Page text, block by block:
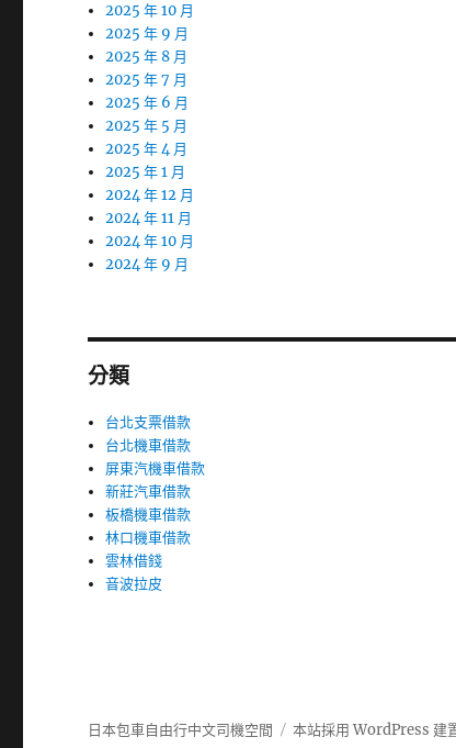
2025 年 10 月
2025 年 9 月
2025 年 8 月
2025 年 7 月
2025 年 6 月
2025 年 5 月
2025 年 4 月
2025 年 1 月
2024 年 12 月
2024 年 11 月
2024 年 10 月
2024 年 9 月
分類
台北支票借款
台北機車借款
屏東汽機車借款
新莊汽車借款
板橋機車借款
林口機車借款
雲林借錢
音波拉皮
日本包車自由行中文司機空間 本站採用 WordPress 建